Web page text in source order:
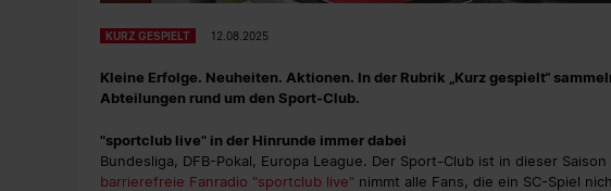
KURZ GESPIELT 12.08.2025
Kleine Erfolge. Neuheiten. Aktionen. In der Rubrik „Kurz gespielt“
Abteilungen rund um den Sport-Club.
"sportclub live" in der Hinrunde immer dabei
Bundesliga, DFB-Pokal, Europa League. Der Sport-Club ist in dieser
barrierefreie Fanradio "sportclub live" nimmt alle Fans, die ein SC-Spiel